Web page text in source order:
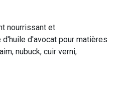
nourrissant et
d'avocat pour matières
nubuck, cuir verni,